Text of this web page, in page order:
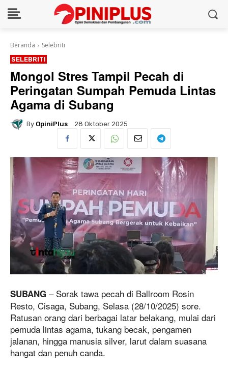
Beranda Selebriti
SELEBRITI
Mongol Stres Tampil Pecah di
Peringatan Sumpah Pemuda Lintas
Agama di Subang
By OpiniPlus 28 Oktober 2025
SUBANG – Sorak tawa pecah di Ballroom Rosin
Resto, Cisaga, Subang, Selasa (28/10/2025) sore.
Ratusan orang dari berbagai latar belakang, mulai dari
pemuda lintas agama, tukang becak, pengamen
jalanan, hingga manusia silver, larut dalam suasana
hangat dan penuh canda.